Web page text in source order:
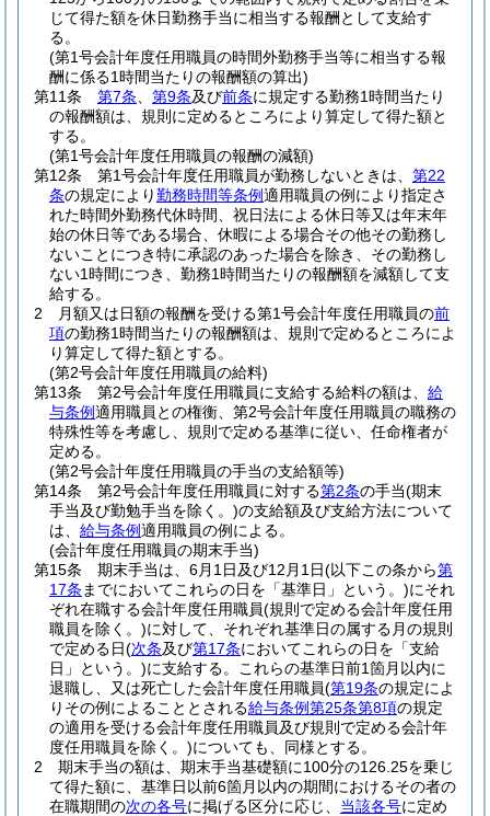
じて得た額を休日勤務手当に相当する報酬として支給す
る。
(第1号会計年度任用職員の時間外勤務手当等に相当する報
酬に係る1時間当たりの報酬額の算出)
第11条
第7条 第9条及び前条に規定する勤務1時間当たり
の報酬額は、規則に定めるところにより算定して得た額と
する。
(第1号会計年度任用職員の報酬の減額)
第12条
第1号会計年度任用職員が勤務しないときは、 第22
条の規定により勤務時間等条例適用職員の例により指定さ
れた時間外勤務代休時間、祝日法による休日等又は年末年
始の休日等である場合、休暇による場合その他その勤務し
ないことにつき特に承認のあった場合を除き、その勤務し
ない1時間につき、勤務1時間当たりの報酬額を減額して支
給する。
2
月額又は日額の報酬を受ける第1号会計年度任用職員の前
項の勤務1時間当たりの報酬額は、規則で定めるところによ
り算定して得た額とする。
(第2号会計年度任用職員の給料)
第13条
第2号会計年度任用職員に支給する給料の額は、 給
与条例適用職員との権衡、第2号会計年度任用職員の職務の
特殊性等を考慮し、規則で定める基準に従い、任命権者が
定める。
(第2号会計年度任用職員の手当の支給額等)
第14条
第2号会計年度任用職員に対する第2条の手当(期末
手当及び勤勉手当を除く。)の支給額及び支給方法について
は、 給与条例適用職員の例による。
(会計年度任用職員の期末手当)
第15条
期末手当は、6月1日及び12月1日(以下この条から第
17条 までにおいてこれらの日を「基準日」という。)にそれ
ぞれ在職する会計年度任用職員(規則で定める会計年度任用
職員を除く。)に対して、それぞれ基準日の属する月の規則
で定める日(次条及び第17条においてこれらの日を「支給
日」という。)に支給する。
これらの基準日前1箇月以内に
退職し、又は死亡した会計年度任用職員(第19条の規定によ
りその例によることとされる給与条例第25条第8項の規定
の適用を受ける会計年度任用職員及び規則で定める会計年
度任用職員を除く。)についても、同様とする。
2
期末手当の額は、期末手当基礎額に100分の126.25を乗じ
て得た額に、基準日以前6箇月以内の期間におけるその者の
在職期間の次の各号に掲げる区分に応じ、 当該各号に定め